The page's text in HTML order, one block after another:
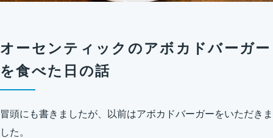
オーセンティックのアボカドバーガー
を食べた日の話
冒頭にも書きましたが、以前はアボカドバーガーをいただきま
した。